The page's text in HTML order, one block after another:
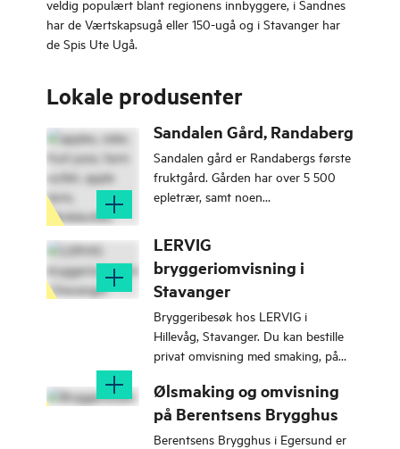
veldig populært blant regionens innbyggere, i Sandnes
har de Værtskapsugå eller 150-ugå og i Stavanger har
de Spis Ute Ugå.
Lokale produsenter
Sandalen Gård, Randaberg
Sandalen gård er Randabergs første
fruktgård. Gården har over 5 500
epletrær, samt noen
stikkelsbærbusker.
LERVIG
bryggeriomvisning i
Stavanger
Bryggeribesøk hos LERVIG i
Hillevåg, Stavanger. Du kan bestille
privat omvisning med smaking, på
grupper på minimum 10 personer.
Ølsmaking og omvisning
på Berentsens Brygghus
Berentsens Brygghus i Egersund er